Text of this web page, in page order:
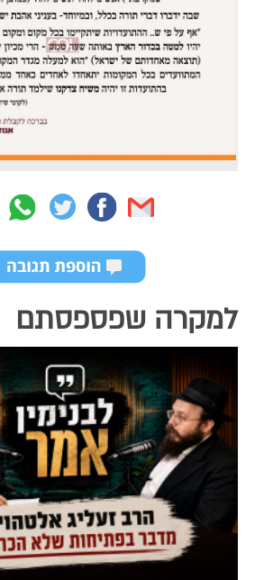
למקרה שפספסתם